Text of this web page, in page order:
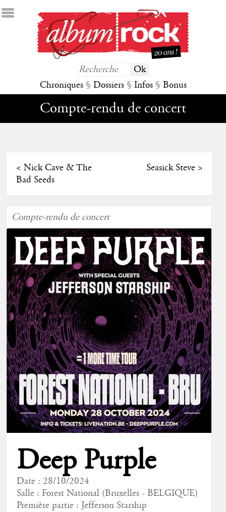
Chroniques § Dossiers § Infos § Bonus
Compte-rendu de concert
< Nick Cave & The
Bad Seeds
Seasick Steve>
Compte-rendu de concert
Deep Purple
Date : 28/10/2024
Salle : Forest National (Bruxelles - BELGIQUE)
Première partie : Jefferson Starship